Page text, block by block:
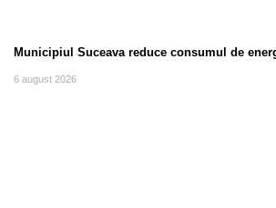
Municipiul Suceava reduce consumul de
6 august 2026